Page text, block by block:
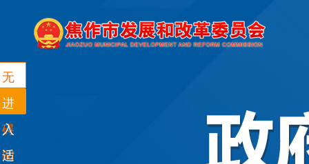
无
障
碍
阅
进
入
适